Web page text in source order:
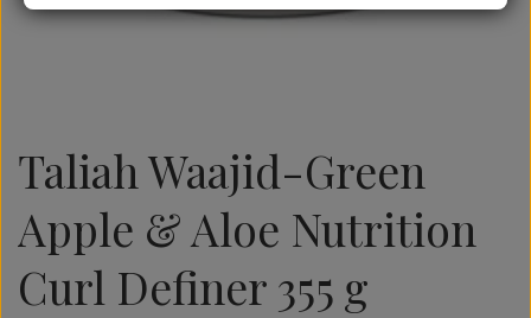
Taliah Waajid-Green
Apple & Aloe Nutrition
Curl Definer 355 g